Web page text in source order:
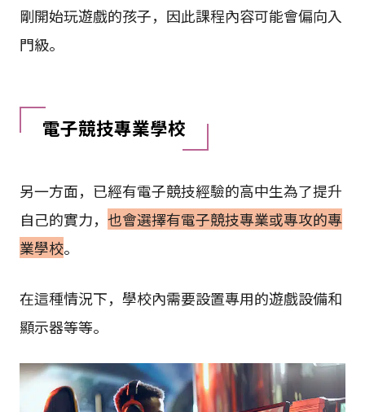
剛開始玩遊戲的孩子，因此課程內容可能會偏向入
門級。
電子競技專業學校
另一方面，已經有電子競技經驗的高中生為了提升
自己的實力， 也會選擇有電子競技專業或專攻的專
業學校。
在這種情況下，學校內需要設置專用的遊戲設備和
顯示器等等。